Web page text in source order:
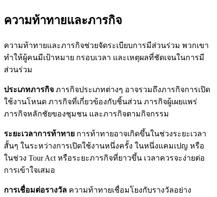
ความท้าทายและภารกิจ
ความท้าทายและภารกิจช่วยจัดระเบียบการมีส่วนร่วม พวกเขา
ทำให้ผู้คนมีเป้าหมาย กรอบเวลา และเหตุผลที่ชัดเจนในการมี
ส่วนร่วม
ประเภทภารกิจ ภารกิจประเภทต่างๆ อาจรวมถึงภารกิจการเปิด
ใช้งานโหนด ภารกิจที่เกี่ยวข้องกับชิ้นส่วน ภารกิจผู้เผยแพร่
ภารกิจหลักชัยของชุมชน และภารกิจตามกิจกรรม
ระยะเวลาการท้าทาย การท้าทายอาจเกิดขึ้นในช่วงระยะเวลา
สั้นๆ ในระหว่างการเปิดใช้งานหนึ่งครั้ง ในหนึ่งแคมเปญ หรือ
ในช่วง Tour Act หรือระยะภารกิจที่ยาวขึ้น เวลาควรจะง่ายต่อ
การเข้าใจเสมอ
การเชื่อมต่อรางวัล ความท้าทายเชื่อมโยงกับรางวัลอย่าง